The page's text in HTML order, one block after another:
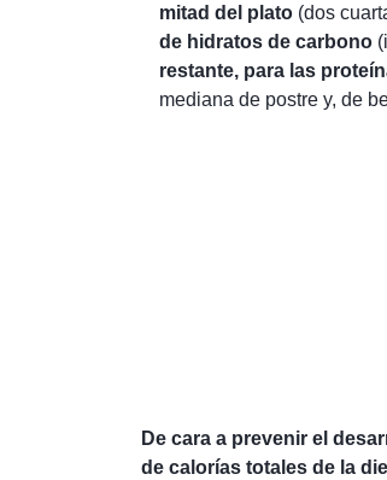
mitad del plato (dos
de hidratos de carbono
restante, para las
mediana de postre y, de
De cara a prevenir el
de calorías totales de la